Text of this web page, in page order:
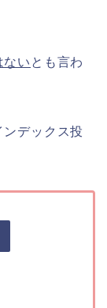
ない とも言わ
デックス投